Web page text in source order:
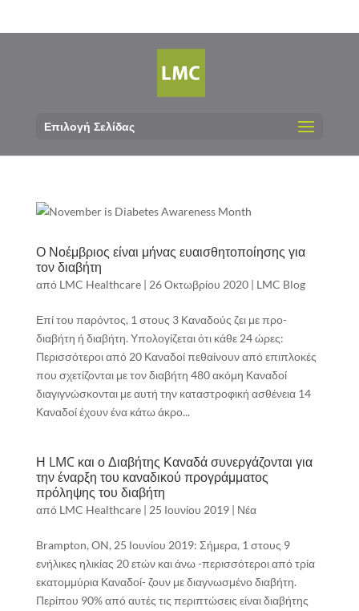
Επιλογή Σελίδας
Ο Νοέμβριος είναι μήνας ευαισθητοποίησης για
τον διαβήτη
από LMC Healthcare| 26 Οκτωβρίου 2020| LMC Blog
Επί του παρόντος, 1 στους 3 Καναδούς ζει με προ-
διαβήτη ή διαβήτη. Υπολογίζεται ότι κάθε 24 ώρες:
Περισσότεροι από 20 Καναδοί πεθαίνουν από επιπλοκές
που σχετίζονται με τον διαβήτη 480 ακόμη Καναδοί
διαγιγνώσκονται με αυτή την καταστροφική ασθένεια 14
Καναδοί έχουν ένα κάτω άκρο...
Η LMC και ο Διαβήτης Καναδά συνεργάζονται για
την έναρξη του καναδικού προγράμματος
πρόληψης του διαβήτη
από LMC Healthcare| 25 Ιουνίου 2019| Νέα
Brampton, ON, 25 Ιουνίου 2019: Σήμερα, 1 στους 9
ενήλικες ηλικίας 20 ετών και άνω -περισσότεροι από τρία
εκατομμύρια Καναδοί- ζουν με διαγνωσμένο διαβήτη.
Περίπου 90% από αυτές τις περιπτώσεις είναι διαβήτης